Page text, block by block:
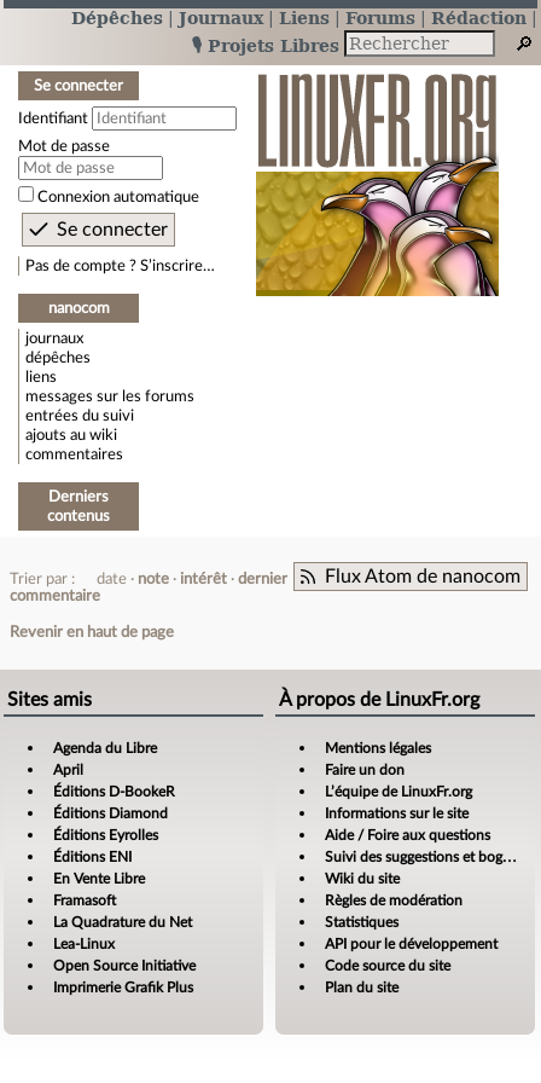
Dépêches Journaux Liens Forums
Rédaction
🎙️ Projets Libres
Se connecter
Identifiant
Mot de passe
Connexion automatique
Pas de compte ? S’inscrire…
nanocom
journaux
dépêches
liens
messages sur les forums
entrées du suivi
ajouts au wiki
commentaires
Derniers
contenus
Flux Atom de nanocom
Trier par : date note intérêt
dernier
commentaire
Revenir en haut de page
Sites amis
Agenda du Libre
April
Éditions D-BookeR
Éditions Diamond
Éditions Eyrolles
Éditions ENI
En Vente Libre
Framasoft
La Quadrature du Net
Lea-Linux
Open Source Initiative
Imprimerie Grafik Plus
À propos de LinuxFr.org
Mentions légales
Faire un don
L’équipe de LinuxFr.org
Informations sur le site
Aide / Foire aux questions
Suivi des suggestions et bogues
Wiki du site
Règles de modération
Statistiques
API pour le développement
Code source du site
Plan du site